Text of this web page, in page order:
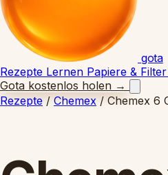
gota
Rezepte Lernen Papiere & Filter
Gota kostenlos holen →
Rezepte / Chemex / Chemex 6